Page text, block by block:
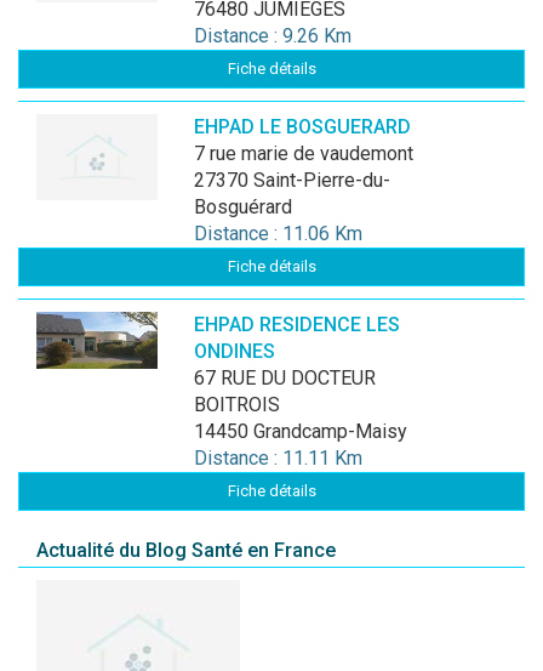
76480 JUMIEGES
Distance : 9.26 Km
Fiche détails
EHPAD LE BOSGUERARD
7 rue marie de vaudemont
27370 Saint-Pierre-du-
Bosguérard
Distance : 11.06 Km
Fiche détails
EHPAD RESIDENCE LES
ONDINES
67 RUE DU DOCTEUR
BOITROIS
14450 Grandcamp-Maisy
Distance : 11.11 Km
Fiche détails
Actualité du Blog Santé en France